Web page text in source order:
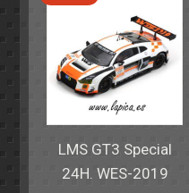
LMS GT3 Special
24H. WES-2019